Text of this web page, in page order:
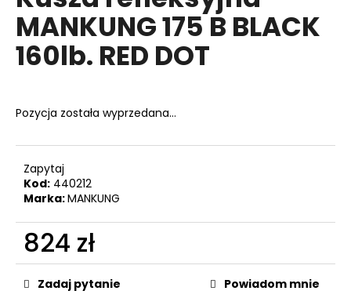
0,0
na
5
gwiazdek.
MANKUNG 175 B BLACK
160lb. RED DOT
Pozycja została wyprzedana…
Zapytaj
Kod: 440212
Marka:MANKUNG
824 zł
Cena
jednostkowa:
Zadaj pytanie
Powiadom mnie
SZUKAJ
o
e
c
m
y